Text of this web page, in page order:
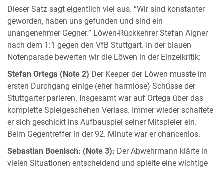
Dieser Satz sagt eigentlich viel aus. “Wir sind konstanter
geworden, haben uns gefunden und sind ein
unangenehmer Gegner.” Löwen-Rückkehrer Stefan Aigner
nach dem 1:1 gegen den VfB Stuttgart. In der blauen
Notenparade bewerten wir die Löwen in der Einzelkritik:
Stefan Ortega (Note 2) Der Keeper der Löwen musste im
ersten Durchgang einige (eher harmlose) Schüsse der
Stuttgarter parieren. Insgesamt war auf Ortega über das
komplette Spielgeschehen Verlass. Immer wieder schaltete
er sich geschickt ins Aufbauspiel seiner Mitspieler ein.
Beim Gegentreffer in der 92. Minute war er chancenlos.
Sebastian Boenisch: (Note 3): Der Abwehrmann klärte in
vielen Situationen entscheidend und spielte eine wichtige